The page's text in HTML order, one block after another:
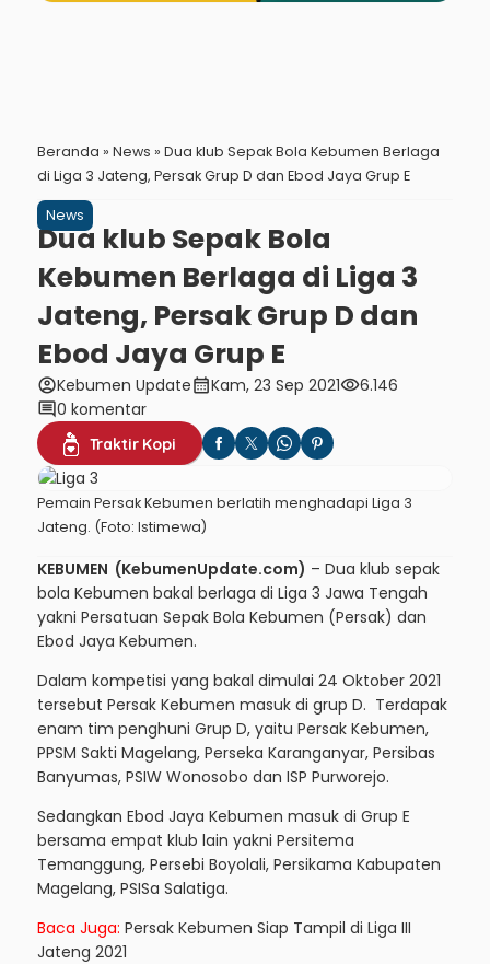
Beranda » News » Dua klub Sepak Bola Kebumen Berlaga
di Liga 3 Jateng, Persak Grup D dan Ebod Jaya Grup E
News
Dua klub Sepak Bola
Kebumen Berlaga di Liga 3
Jateng, Persak Grup D dan
Ebod Jaya Grup E
account_circleKebumen Updatecalendar_monthKam, 23 Sep 2021visibility6.146
comment0 komentar
Traktir Kopi
Pemain Persak Kebumen berlatih menghadapi Liga 3
Jateng. (Foto: Istimewa)
KEBUMEN (KebumenUpdate.com) – Dua klub sepak
bola Kebumen bakal berlaga di Liga 3 Jawa Tengah
yakni Persatuan Sepak Bola Kebumen (Persak) dan
Ebod Jaya Kebumen.
Dalam kompetisi yang bakal dimulai 24 Oktober 2021
tersebut Persak Kebumen masuk di grup D. Terdapak
enam tim penghuni Grup D, yaitu Persak Kebumen,
PPSM Sakti Magelang, Perseka Karanganyar, Persibas
Banyumas, PSIW Wonosobo dan ISP Purworejo.
Sedangkan Ebod Jaya Kebumen masuk di Grup E
bersama empat klub lain yakni Persitema
Temanggung, Persebi Boyolali, Persikama Kabupaten
Magelang, PSISa Salatiga.
Baca Juga: Persak Kebumen Siap Tampil di Liga III
Jateng 2021